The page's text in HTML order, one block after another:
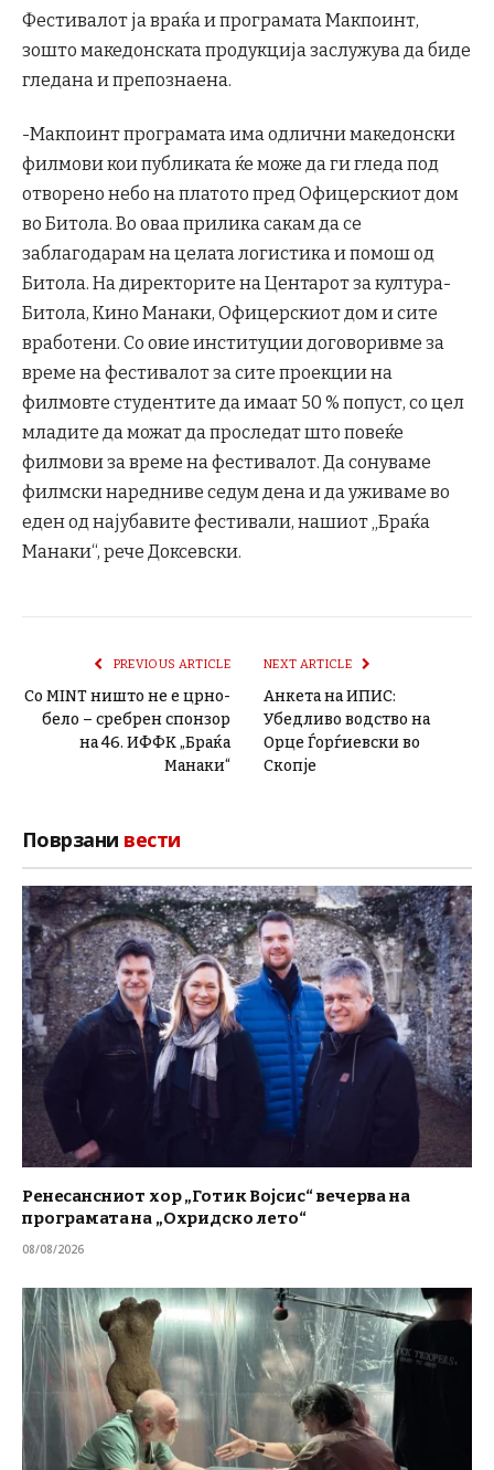
Фестивалот ја враќа и програмата Макпоинт,
зошто македонската продукција заслужува да биде
гледана и препознаена.
-Макпоинт програмата има одлични македонски
филмови кои публиката ќе може да ги гледа под
отворено небо на платото пред Офицерскиот дом
во Битола. Во оваа прилика сакам да се
заблагодарам на целата логистика и помош од
Битола. На директорите на Центарот за култура-
Битола, Кино Манаки, Офицерскиот дом и сите
вработени. Со овие институции договоривме за
време на фестивалот за сите проекции на
филмовте студентите да имаат 50 % попуст, со цел
младите да можат да проследат што повеќе
филмови за време на фестивалот. Да сонуваме
филмски наредниве седум дена и да уживаме во
еден од најубавите фестивали, нашиот „Браќа
Манаки“, рече Доксевски.
PREVIOUS ARTICLE
Со MINT ништо не е црно-
бело – сребрен спонзор
на 46. ИФФК „Браќа
Манаки“
NEXT ARTICLE
Анкета на ИПИС:
Убедливо водство на
Орце Ѓорѓиевски во
Скопје
Поврзани вести
Ренесансниот хор „Готик Војсис“ вечерва на
програмата на „Охридско лето“
08/08/2026